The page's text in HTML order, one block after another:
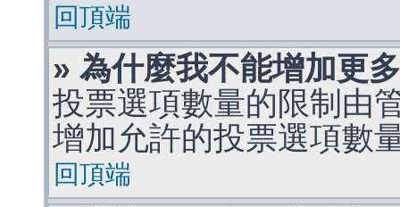
回頂端
» 為什麼我不能增加更
投票選項數量的限制由
增加允許的投票選項數
回頂端